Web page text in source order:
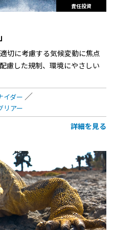
責任投資
切に考慮する気候変動に焦点
慮した規制、環境にやさしい
イダー
リアー
詳細を見る